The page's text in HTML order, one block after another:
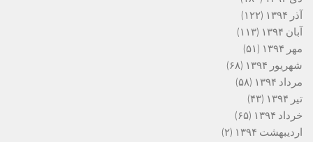
آذر ۱۳۹۴
(۱۲۲)
آبان ۱۳۹۴
(۱۱۳)
مهر ۱۳۹۴
(۵۱)
شهریور ۱۳۹۴
(۶۸)
مرداد ۱۳۹۴
(۵۸)
تیر ۱۳۹۴
(۴۳)
خرداد ۱۳۹۴
(۶۵)
اردیبهشت ۱۳۹۴
(۲)